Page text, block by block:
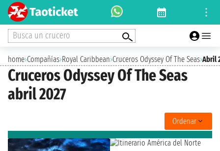
Busca un crucero
home›Compañías›Royal Caribbean›Cruceros Odyssey Of The Seas›Abril
Cruceros Odyssey Of The Seas
abril 2027
Ordenar